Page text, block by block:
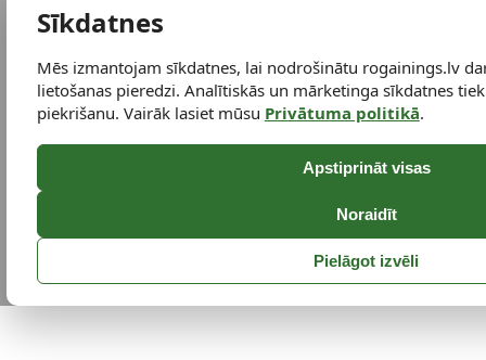
Sīkdatnes
Mēs izmantojam sīkdatnes, lai nodrošinātu rogainings.lv
lietošanas pieredzi. Analītiskās un mārketinga sīkdatnes
piekrišanu. Vairāk lasiet mūsu Privātuma politikā.
Apstiprināt visas
Noraidīt
Pielāgot izvēli